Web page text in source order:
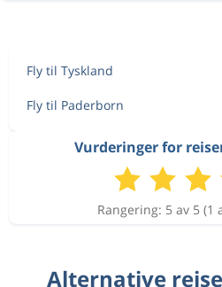
Fly til Tyskland
Fly til Paderborn
Vurderinger for
Rangering: 5 av 5 (1
Alternative